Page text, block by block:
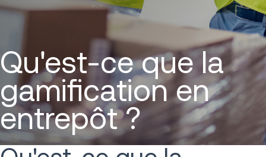
Qu'est-ce que la
gamification en
entrepôt ?